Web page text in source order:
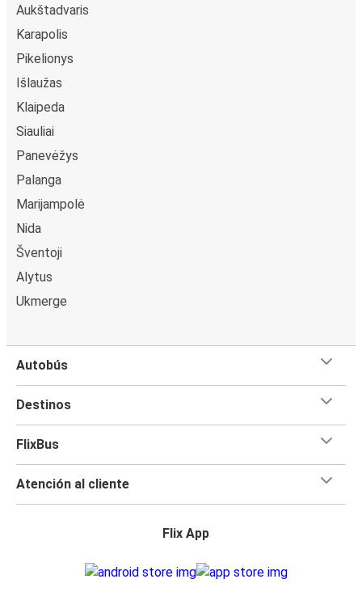
Aukštadvaris
Karapolis
Pikelionys
Išlaužas
Klaipeda
Siauliai
Panevėžys
Palanga
Marijampolė
Nida
Šventoji
Alytus
Ukmerge
Autobús
Destinos
FlixBus
Atención al cliente
Flix App